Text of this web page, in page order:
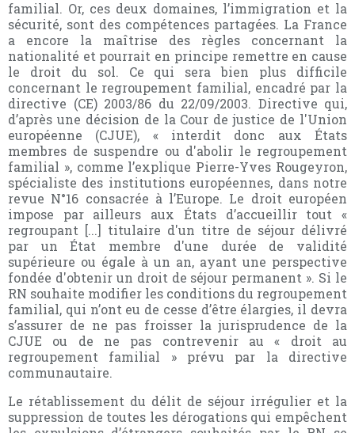
familial. Or, ces deux domaines, l’immigration et la
sécurité, sont des compétences partagées. La France
a encore la maîtrise des règles concernant la
nationalité et pourrait en principe remettre en cause
le droit du sol. Ce qui sera bien plus difficile
concernant le regroupement familial, encadré par la
directive (CE) 2003/86 du 22/09/2003. Directive qui,
d’après une décision de la Cour de justice de l'Union
européenne (CJUE), « interdit donc aux États
membres de suspendre ou d'abolir le regroupement
familial », comme l’explique Pierre-Yves Rougeyron,
spécialiste des institutions européennes, dans notre
revue N°16 consacrée à l’Europe. Le droit européen
impose par ailleurs aux États d’accueillir tout «
regroupant [...] titulaire d'un titre de séjour délivré
par un État membre d'une durée de validité
supérieure ou égale à un an, ayant une perspective
fondée d'obtenir un droit de séjour permanent ». Si le
RN souhaite modifier les conditions du regroupement
familial, qui n’ont eu de cesse d’être élargies, il devra
s’assurer de ne pas froisser la jurisprudence de la
CJUE ou de ne pas contrevenir au « droit au
regroupement familial » prévu par la directive
communautaire.
Le rétablissement du délit de séjour irrégulier et la
suppression de toutes les dérogations qui empêchent